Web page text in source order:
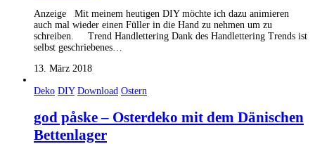
Anzeige Mit meinem heutigen DIY möchte ich dazu animieren
auch mal wieder einen Füller in die Hand zu nehmen um zu
schreiben. Trend Handlettering Dank des Handlettering Trends ist
selbst geschriebenes…
13. März 2018
Deko DIY Download Ostern
god påske – Osterdeko mit dem Dänischen
Bettenlager